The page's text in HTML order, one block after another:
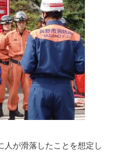
人が滑落したことを想定し